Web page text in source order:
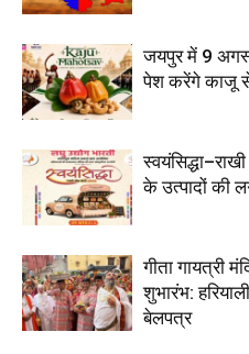
जयपुर में 9
पेश करेंगे काजू से
के उत्पादों की
गीता गायत्री
शुभारंभ:
बेलपत्र